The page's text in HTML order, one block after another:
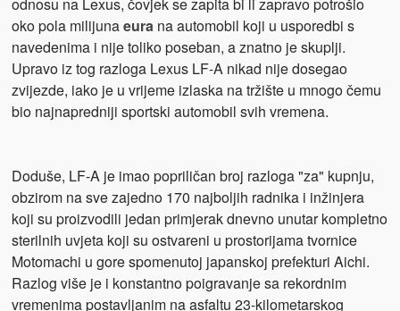
odnosu na Lexus, čovjek se zapita bi li zapravo potrošio
oko pola milijunaeura na automobil koji u usporedbi s
navedenima i nije toliko poseban, a znatno je skuplji.
Upravo iz tog razloga Lexus LF-A nikad nije dosegao
zvijezde, iako je u vrijeme izlaska na tržište u mnogo čemu
bio najnapredniji sportski automobil svih vremena.
Doduše, LF-A je imao popriličan broj razloga "za" kupnju,
obzirom na sve zajedno 170 najboljih radnika i inžinjera
koji su proizvodili jedan primjerak dnevno unutar kompletno
sterilnih uvjeta koji su ostvareni u prostorijama tvornice
Motomachi u gore spomenutoj japanskoj prefekturi Aichi.
Razlog više je i konstantno poigravanje sa rekordnim
vremenima postavljanim na asfaltu 23-kilometarskog